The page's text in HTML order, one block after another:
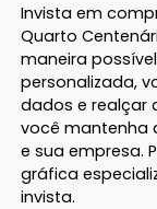
Invista em
Quarto
maneira
personalizada,
dados e realçar
você mantenha
e sua empresa.
gráfica
invista.